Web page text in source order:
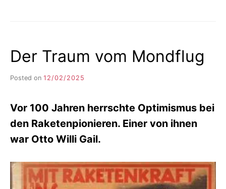
Der Traum vom Mondflug
Posted on 12/02/2025
S
L
R
Vor 100 Jahren herrschte Optimismus bei
den Raketenpionieren. Einer von ihnen
war Otto Willi Gail.